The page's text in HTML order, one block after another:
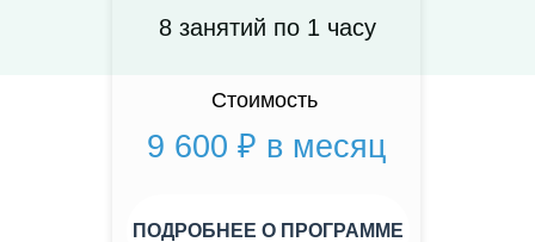
8 занятий по 1 часу
9 600 ₽ в месяц
ПОДРОБНЕЕ О ПРОГРАММЕ
Стоимость